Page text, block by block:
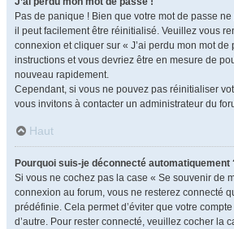
Pas de panique ! Bien que votre mot de passe
il peut facilement être réinitialisé. Veuillez vous
connexion et cliquer sur « J’ai perdu mon mot de
instructions et vous devriez être en mesure de
nouveau rapidement.
Cependant, si vous ne pouvez pas réinitialiser
vous invitons à contacter un administrateur du
Haut
Pourquoi suis-je déconnecté automatiquement
Si vous ne cochez pas la case « Se souvenir de
connexion au forum, vous ne resterez connecté
prédéfinie. Cela permet d’éviter que votre
d’autre. Pour rester connecté, veuillez cocher la